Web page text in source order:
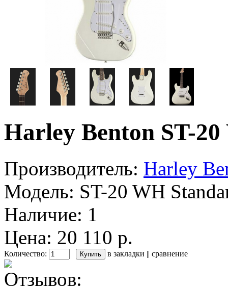
Harley Benton ST-
Производитель: Harley
Модель: ST-20 WH
Наличие: 1
Цена: 20 110 р.
Количество: в закладки || сравнение